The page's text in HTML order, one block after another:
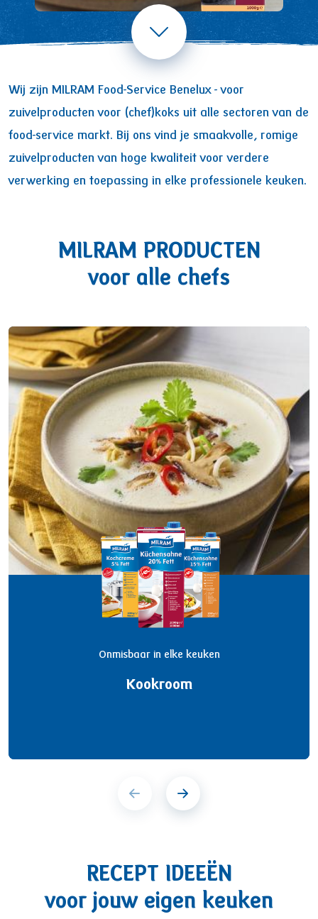
Wij zijn MILRAM Food-Service Benelux - voor
zuivelproducten voor (chef)koks uit alle sectoren van de
food-service markt. Bij ons vind je smaakvolle, romige
zuivelproducten van hoge kwaliteit voor verdere
verwerking en toepassing in elke professionele keuken.
MILRAM PRODUCTEN
voor alle chefs
Onmisbaar in elke keuken
Kookroom
RECEPT IDEEËN
voor jouw eigen keuken